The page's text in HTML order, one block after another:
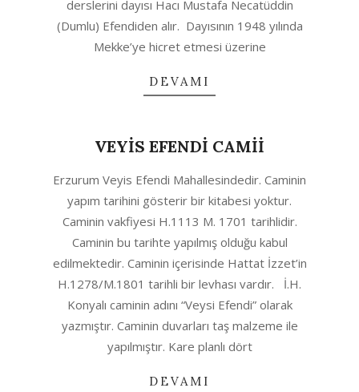
derslerini dayısı Hacı Mustafa Necatüddin
(Dumlu) Efendiden alır. Dayısının 1948 yılında
Mekke’ye hicret etmesi üzerine
DEVAMI
VEYİS EFENDİ CAMİİ
04-
Erzurum Veyis Efendi Mahallesindedir. Caminin
yapım tarihini gösterir bir kitabesi yoktur.
Caminin vakfiyesi H.1113 M. 1701 tarihlidir.
Caminin bu tarihte yapılmış olduğu kabul
edilmektedir. Caminin içerisinde Hattat İzzet’in
H.1278/M.1801 tarihli bir levhası vardır. İ.H.
Konyalı caminin adını “Veysi Efendi” olarak
yazmıştır. Caminin duvarları taş malzeme ile
yapılmıştır. Kare planlı dört
DEVAMI